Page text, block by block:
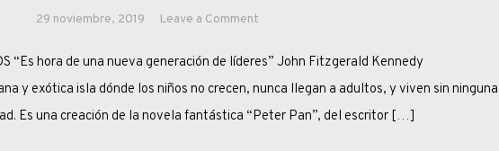
29 noviembre, 2019 Leave a Comment
NUEVOS
VIEJOS
LIDERAZGOS
“Es hora de una nueva generación de líderes” John Fitzgerald Kennedy
y exótica isla dónde los niños no crecen, nunca llegan a adultos, y viven sin ninguna
Es una creación de la novela fantástica “Peter Pan”, del escritor […]